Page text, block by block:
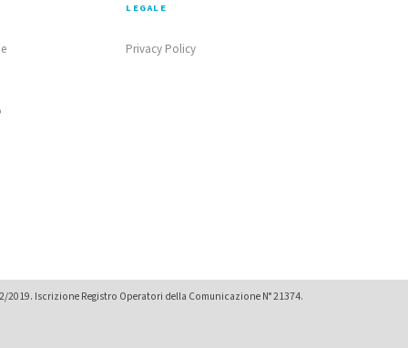
LEGALE
Privacy Policy
Iscrizione Registro Operatori della Comunicazione N° 21374.